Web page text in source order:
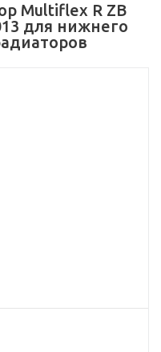
Multiflex R ZB
для нижнего